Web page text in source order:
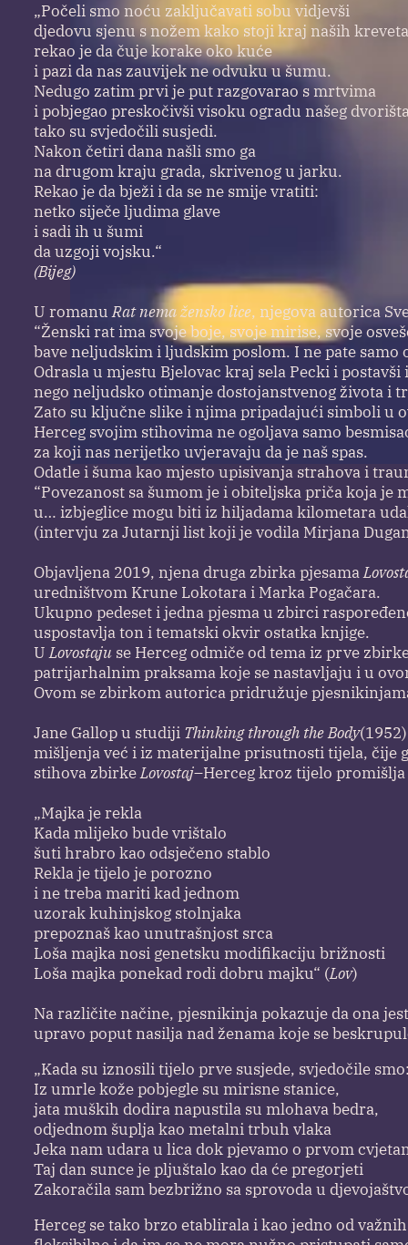
„Počeli smo noću zaključavati sobu vidjevši
djedovu sjenu s nožem kako stoji kraj naših
rekao je da čuje korake oko kuće
i pazi da nas zauvijek ne odvuku u šumu.
Nedugo zatim prvi je put razgovarao s mrtvima
i pobjegao preskočivši visoku ogradu našeg
tako su svjedočili susjedi.
Nakon četiri dana našli smo ga
na drugom kraju grada, skrivenog u jarku.
Rekao je da bježi i da se ne smije vratiti:
netko siječe ljudima glave
i sadi ih u šumi
da uzgoji vojsku.“
(Bijeg)
U romanuRat nema žensko lice, njegova autorica
“Ženski rat ima svoje boje, svoje mirise, svoje
bave neljudskim i ljudskim poslom. I ne pate
Odrasla u mjestu Bjelovac kraj sela Pecki i
nego neljudsko otimanje dostojanstvenog života i
Zato su ključne slike i njima pripadajući simboli u
Herceg svojim stihovima ne ogoljava samo
za koji nas nerijetko uvjeravaju da je naš spas.
Odatle i šuma kao mjesto upisivanja strahova i
“Povezanost sa šumom je i obiteljska priča koja
u… izbjeglice mogu biti iz hiljadama kilometara
(intervju za Jutarnji list koji je vodila Mirjana
Objavljena 2019, njena druga zbirka pjesama
uredništvom Krune Lokotara i Marka Pogačara.
Ukupno pedeset i jedna pjesma u zbirci
uspostavlja ton i tematski okvir ostatka knjige.
ULovostaju se Herceg odmiče od tema iz prve
patrijarhalnim praksama koje se nastavljaju i u
Ovom se zbirkom autorica pridružuje
Jane Gallop u studiji Thinking through the Body
mišljenja već i iz materijalne prisutnosti tijela, čije
stihova zbirkeLovostaj–Herceg kroz tijelo
„Majka je rekla
Kada mlijeko bude vrištalo
šuti hrabro kao odsječeno stablo
Rekla je tijelo je porozno
i ne treba mariti kad jednom
uzorak kuhinjskog stolnjaka
prepoznaš kao unutrašnjost srca
Loša majka nosi genetsku modifikaciju brižnosti
Loša majka ponekad rodi dobru majku“ (Lov)
Na različite načine, pjesnikinja pokazuje da ona
upravo poput nasilja nad ženama koje se
„Kada su iznosili tijelo prve susjede, svjedočile
Iz umrle kože pobjegle su mirisne stanice,
jata muških dodira napustila su mlohava bedra,
odjednom šuplja kao metalni trbuh vlaka
Jeka nam udara u lica dok pjevamo o prvom
Taj dan sunce je pljuštalo kao da će pregorjeti
Zakoračila sam bezbrižno sa sprovoda u
Herceg se tako brzo etablirala i kao jedno od